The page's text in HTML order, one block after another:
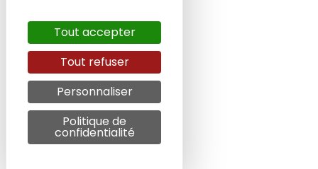
Tout accepter
Tout refuser
Personnaliser
Politique de
confidentialité